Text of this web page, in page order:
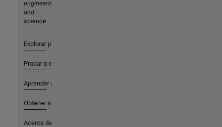
engineering
and
science
Explorar productos
Probar o comprar
Aprender a utilizar
Obtener soporte
Acerca de MathWorks